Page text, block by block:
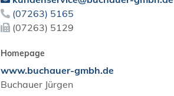
(07263) 51 65
(07263) 51 29
Homepage
www.buchauer-gmbh.de
Buchauer Jürgen